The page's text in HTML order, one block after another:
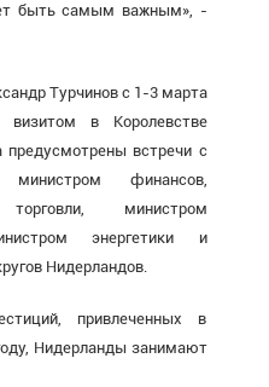
быть самым важным», -
Турчинов с 1-3 марта
в Королевстве
встречи с
министром финансов,
министром
энергетики и
Нидерландов.
привлеченных в
Нидерланды занимают